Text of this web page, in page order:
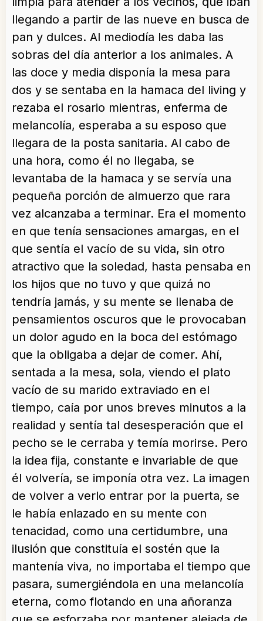
llegando a partir de las nueve en busca de
pan y dulces. Al mediodía les daba las
sobras del día anterior a los animales. A
las doce y media disponía la mesa para
dos y se sentaba en la hamaca del living y
rezaba el rosario mientras, enferma de
melancolía, esperaba a su esposo que
llegara de la posta sanitaria. Al cabo de
una hora, como él no llegaba, se
levantaba de la hamaca y se servía una
pequeña porción de almuerzo que rara
vez alcanzaba a terminar. Era el momento
en que tenía sensaciones amargas, en el
que sentía el vacío de su vida, sin otro
atractivo que la soledad, hasta pensaba en
los hijos que no tuvo y que quizá no
tendría jamás, y su mente se llenaba de
pensamientos oscuros que le provocaban
un dolor agudo en la boca del estómago
que la obligaba a dejar de comer. Ahí,
sentada a la mesa, sola, viendo el plato
vacío de su marido extraviado en el
tiempo, caía por unos breves minutos a la
realidad y sentía tal desesperación que el
pecho se le cerraba y temía morirse. Pero
la idea fija, constante e invariable de que
él volvería, se imponía otra vez. La imagen
de volver a verlo entrar por la puerta, se
le había enlazado en su mente con
tenacidad, como una certidumbre, una
ilusión que constituía el sostén que la
mantenía viva, no importaba el tiempo que
pasara, sumergiéndola en una melancolía
eterna, como flotando en una añoranza